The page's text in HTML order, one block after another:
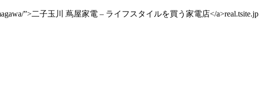
”>二子玉川 蔦屋家電 – ライフスタイルを買う家電店</a>real.tsite.jp